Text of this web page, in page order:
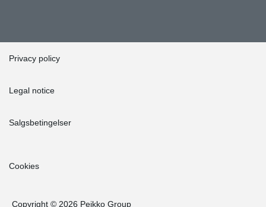
Privacy policy
Legal notice
Salgsbetingelser
Cookies
Copyright © 2026 Peikko Group